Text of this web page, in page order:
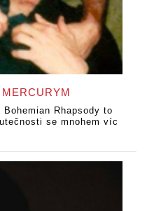
Rhapsody to
se mnohem víc